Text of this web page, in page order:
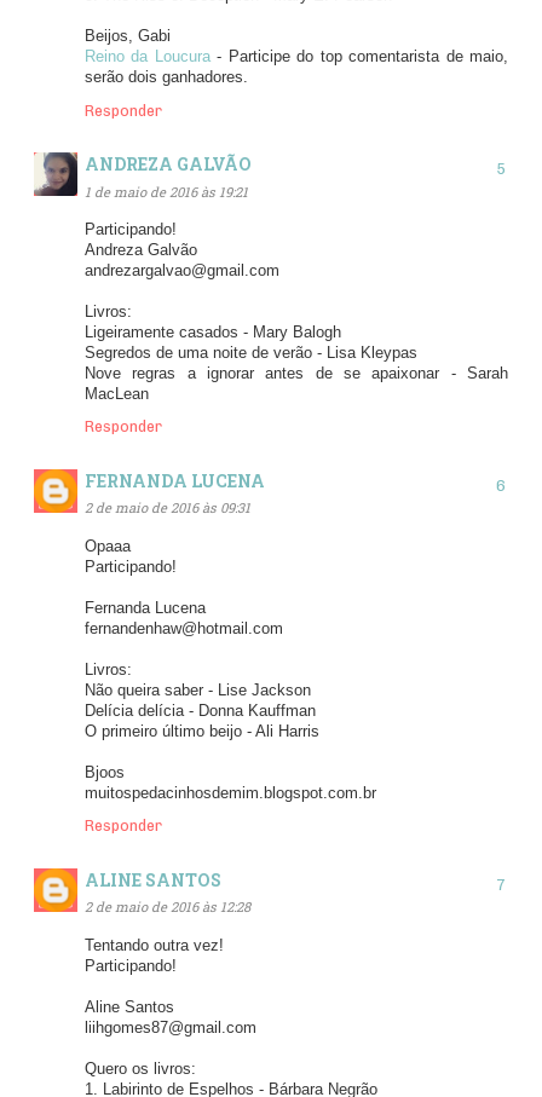
Beijos, Gabi
Reino da Loucura- Participe do top comentarista de maio,
serão dois ganhadores.
Responder
ANDREZA GALVÃO
1 de maio de 2016 às 19:21
Participando!
Andreza Galvão
andrezargalvao@gmail.com
Livros:
Ligeiramente casados - Mary Balogh
Segredos de uma noite de verão - Lisa Kleypas
Nove regras a ignorar antes de se apaixonar - Sarah
MacLean
Responder
FERNANDA LUCENA
2 de maio de 2016 às 09:31
Opaaa
Participando!
Fernanda Lucena
fernandenhaw@hotmail.com
Livros:
Não queira saber - Lise Jackson
Delícia delícia - Donna Kauffman
O primeiro último beijo - Ali Harris
Bjoos
muitospedacinhosdemim.blogspot.com.br
Responder
ALINE SANTOS
2 de maio de 2016 às 12:28
Tentando outra vez!
Participando!
Aline Santos
liihgomes87@gmail.com
Quero os livros:
1. Labirinto de Espelhos - Bárbara Negrão